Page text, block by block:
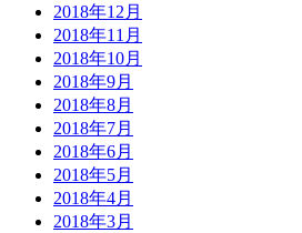
2018年12月
2018年11月
2018年10月
2018年9月
2018年8月
2018年7月
2018年6月
2018年5月
2018年4月
2018年3月